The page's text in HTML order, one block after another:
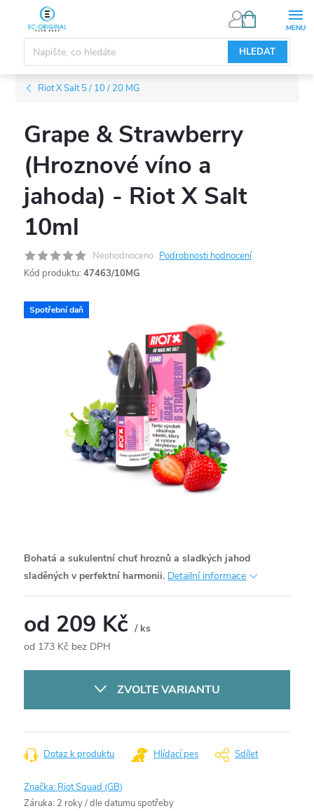
obsah
HLEDAT
NÁKUPNÍ
Riot X Salt 5 / 10 / 20 MG
Grape & Strawberry
(Hroznové víno a
jahoda) - Riot X Salt
10ml
Neohodnoceno Podrobnosti hodnocení
Kód produktu: 47463/10MG
Spotřební daň
Bohatá a sukulentní chuť hroznů a sladkých jahod
sladěných v perfektní harmonii. Detailní informace
od 209 Kč / ks
od 173 Kč bez DPH
ZVOLTE VARIANTU
Dotaz k produktu Hlídací pes Sdílet
Značka: Riot Squad (GB)
Záruka: 2 roky / dle datumu spotřeby